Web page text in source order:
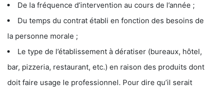
De la fréquence d’intervention au cours de l’année ;
Du temps du contrat établi en fonction des besoins de
la personne morale ;
Le type de l’établissement à dératiser (bureaux, hôtel,
bar, pizzeria, restaurant, etc.) en raison des produits dont
doit faire usage le professionnel. Pour dire qu’il serait